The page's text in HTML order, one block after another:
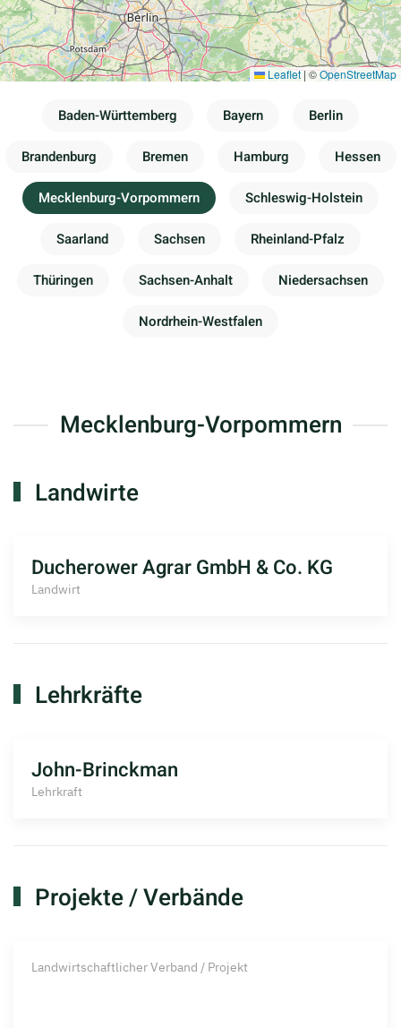
Leaflet|©OpenStreetMap
Baden-Württemberg Bayern Berlin
Brandenburg Bremen Hamburg Hessen
Mecklenburg-Vorpommern Schleswig-Holstein
Saarland Sachsen Rheinland-Pfalz
Thüringen Sachsen-Anhalt Niedersachsen
Nordrhein-Westfalen
Mecklenburg-Vorpommern
Landwirte
Ducherower Agrar GmbH & Co. KG
Landwirt
Lehrkräfte
John-Brinckman
Lehrkraft
Projekte / Verbände
Landwirtschaftlicher Verband / Projekt